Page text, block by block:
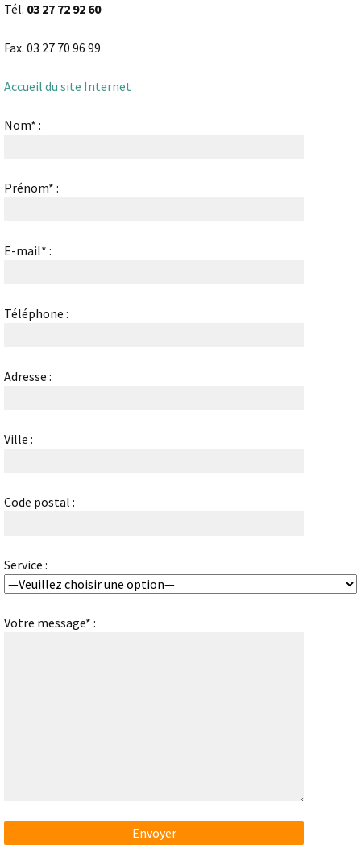
Tél. 03 27 72 92 60
Fax. 03 27 70 96 99
Accueil du site Internet
Nom* :
Prénom* :
E-mail* :
Téléphone :
Adresse :
Ville :
Code postal :
Service :
Votre message* :